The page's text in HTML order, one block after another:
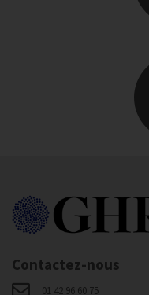
Contactez-nous
01 42 96 60 75